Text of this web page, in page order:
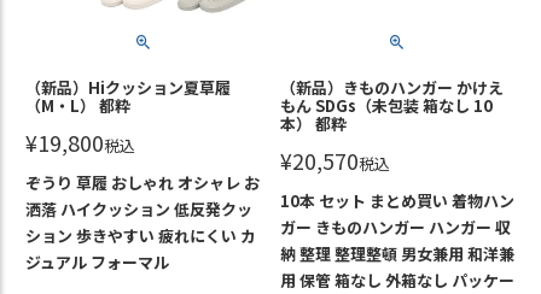
（新品）Hiクッション夏草履
（M・L） 都粋
¥19,800税込
ぞうり 草履 おしゃれ オシャレ お
洒落 ハイクッション 低反発クッ
ション 歩きやすい 疲れにくい カ
ジュアル フォーマル
（新品）きものハンガー かけえ
もん SDGs（未包装 箱なし 10
本） 都粋
¥20,570税込
10本 セット まとめ買い 着物ハン
ガー きものハンガー ハンガー 収
納 整理 整理整頓 男女兼用 和洋兼
用 保管 箱なし 外箱なし パッケー